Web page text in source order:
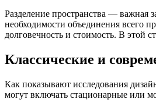
Разделение пространства — важная
необходимости объединения всего
долговечность и стоимость. В этой
Классические и
Как показывают исследования
могут включать стационарные или